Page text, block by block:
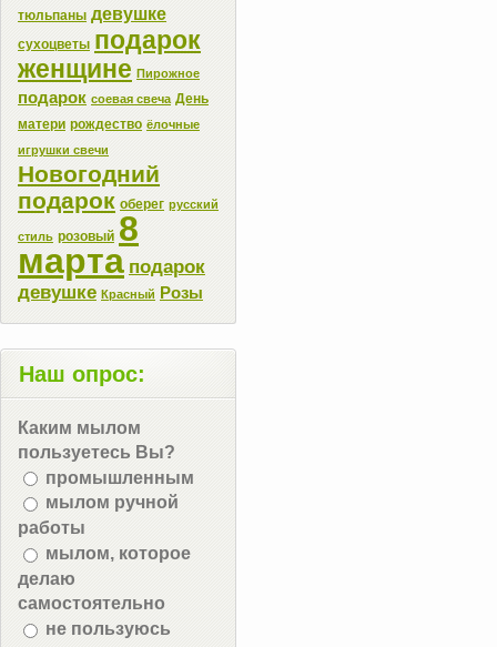
тюльпаны девушке
сухоцветы подарок
женщине Пирожное
подарок соевая свеча День
матери рождество ёлочные
игрушки свечи
Новогодний
подарок оберег русский
стиль розовый 8
марта подарок
девушке Красный Розы
Наш опрос:
Каким мылом
пользуетесь Вы?
промышленным
мылом ручной
работы
мылом, которое
делаю
самостоятельно
не пользуюсь